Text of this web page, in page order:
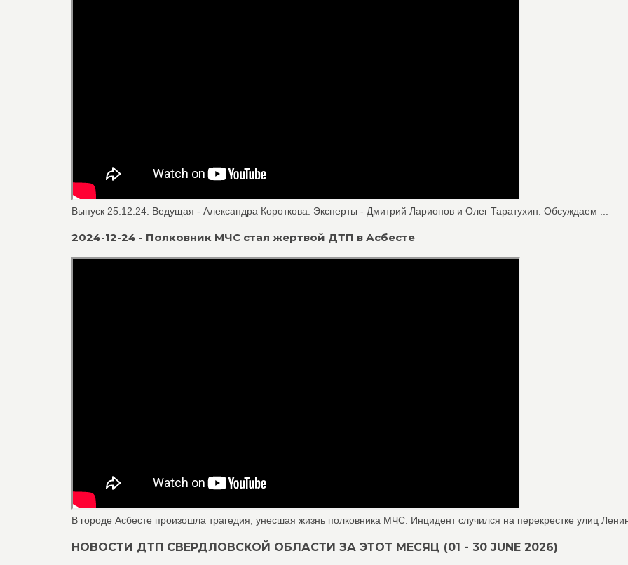
Выпуск 25.12.24. Ведущая - Александра Короткова. Эксперты - Дмитрий Ларионов и Олег Таратухин. Обсуждаем ...
2024-12-24 - Полковник МЧС стал жертвой ДТП в Асбесте
В городе Асбесте произошла трагедия, унесшая жизнь полковника МЧС. Инцидент случился на перекрестке улиц
НОВОСТИ ДТП СВЕРДЛОВСКОЙ ОБЛАСТИ ЗА ЭТОТ МЕСЯЦ (01 - 30 JUNE 2026)